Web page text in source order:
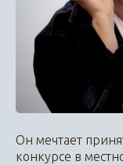
Он мечтает
конкурсе в